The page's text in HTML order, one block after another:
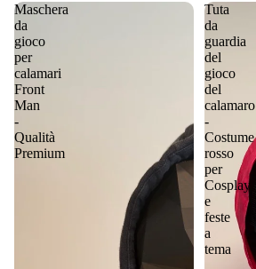
Maschera
da
gioco
per
calamari
Front
Man
-
Qualità
Premium
Tuta
da
guardia
del
gioco
del
calamaro
-
Costume
rosso
per
Cosplay
e
feste
a
tema